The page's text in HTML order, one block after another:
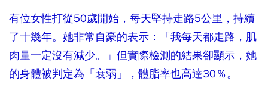
有位女性打從50歲開始，每天堅持走路5公里，持續
了十幾年。她非常自豪的表示：「我每天都走路，肌
肉量一定沒有減少。」但實際檢測的結果卻顯示，她
的身體被判定為「衰弱」，體脂率也高達30％。